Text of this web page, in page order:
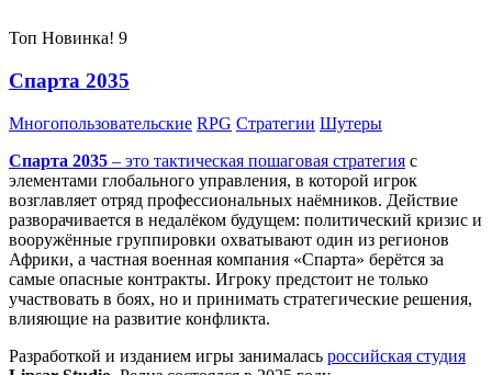
Топ Новинка! 9
Спарта 2035
Многопользовательские RPG Стратегии Шутеры
Спарта 2035 – это тактическая пошаговая стратегия с
элементами глобального управления, в которой игрок
возглавляет отряд профессиональных наёмников. Действие
разворачивается в недалёком будущем: политический кризис и
вооружённые группировки охватывают один из регионов
Африки, а частная военная компания «Спарта» берётся за
самые опасные контракты. Игроку предстоит не только
участвовать в боях, но и принимать стратегические решения,
влияющие на развитие конфликта.
Разработкой и изданием игры занималась российская студия